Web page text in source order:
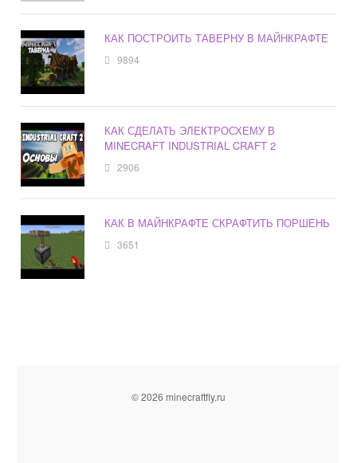
КАК ПОСТРОИТЬ ТАВЕРНУ В МАЙНКРАФТЕ
9894
КАК СДЕЛАТЬ ЭЛЕКТРОСХЕМУ В
MINECRAFT INDUSTRIAL CRAFT 2
2906
КАК В МАЙНКРАФТЕ СКРАФТИТЬ ПОРШЕНЬ
3651
© 2026 minecraftfly.ru